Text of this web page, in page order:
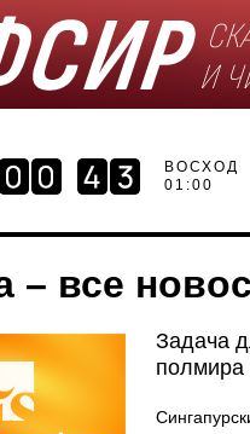
ВОСХОД
01:00
– все
Задача